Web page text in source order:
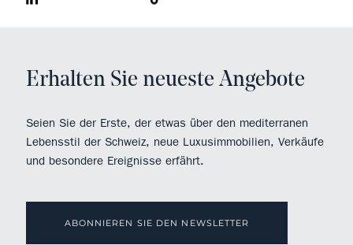
Erhalten Sie neueste Angebote
Seien Sie der Erste, der etwas über den mediterranen
Lebensstil der Schweiz, neue Luxusimmobilien, Verkäufe
und besondere Ereignisse erfährt.
ABONNIEREN SIE DEN NEWSLETTER